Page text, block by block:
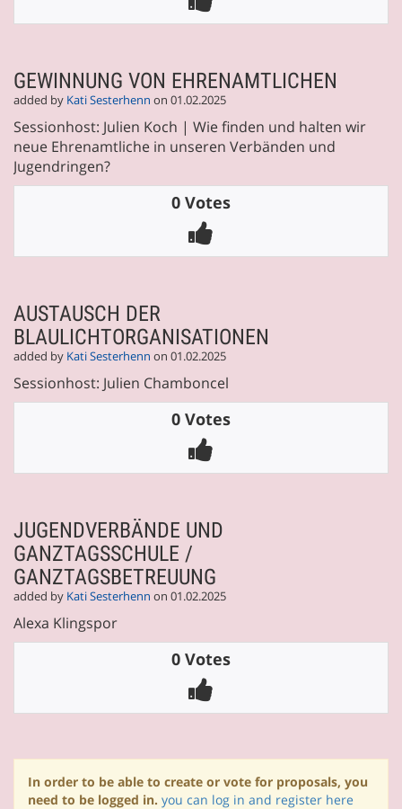
GEWINNUNG VON EHRENAMTLICHEN
added by Kati Sesterhenn on 01.02.2025
Sessionhost: Julien Koch | Wie finden und halten wir
neue Ehrenamtliche in unseren Verbänden und
Jugendringen?
0 Votes
AUSTAUSCH DER
BLAULICHTORGANISATIONEN
added by Kati Sesterhenn on 01.02.2025
Sessionhost: Julien Chamboncel
0 Votes
JUGENDVERBÄNDE UND
GANZTAGSSCHULE /
GANZTAGSBETREUUNG
added by Kati Sesterhenn on 01.02.2025
Alexa Klingspor
0 Votes
In order to be able to create or vote for proposals, you
need to be logged in. you can log in and register here